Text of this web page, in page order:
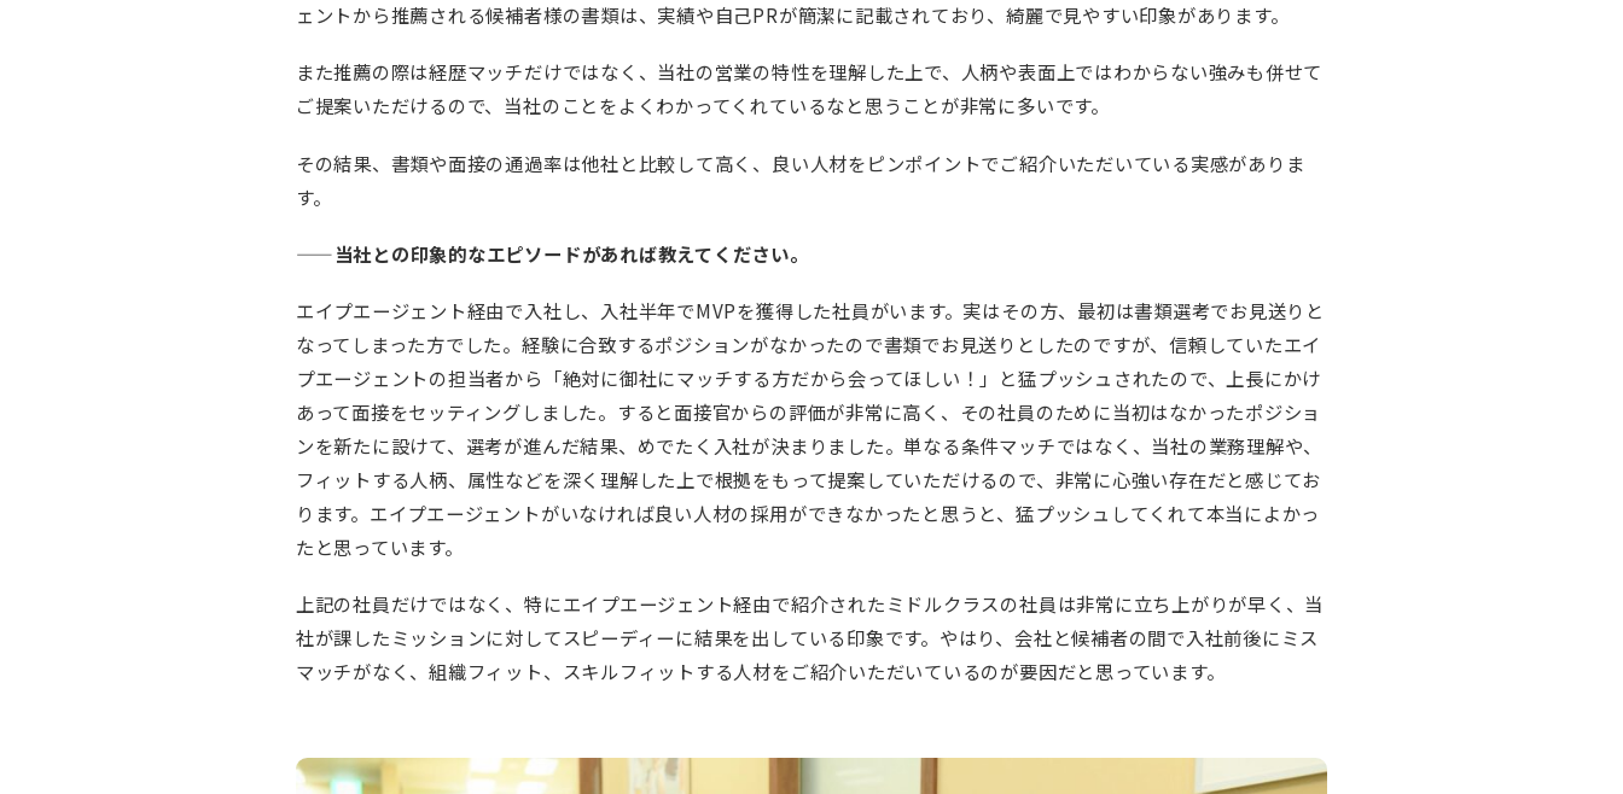
ェントから推薦される候補者様の書類は、実績や自己PRが簡潔に記載されており、綺麗で見やすい印象があります。
また推薦の際は経歴マッチだけではなく、当社の営業の特性を理解した上で、人柄や表面上ではわからない強みも併せて
ご提案いただけるので、当社のことをよくわかってくれているなと思うことが非常に多いです。
その結果、書類や面接の通過率は他社と比較して高く、良い人材をピンポイントでご紹介いただいている実感がありま
す。
——当社との印象的なエピソードがあれば教えてください。
エイプエージェント経由で入社し、入社半年でMVPを獲得した社員がいます。実はその方、最初は書類選考でお見送りと
なってしまった方でした。経験に合致するポジションがなかったので書類でお見送りとしたのですが、信頼していたエイ
プエージェントの担当者から「絶対に御社にマッチする方だから会ってほしい！」と猛プッシュされたので、上長にかけ
あって面接をセッティングしました。すると面接官からの評価が非常に高く、その社員のために当初はなかったポジショ
ンを新たに設けて、選考が進んだ結果、めでたく入社が決まりました。単なる条件マッチではなく、当社の業務理解や、
フィットする人柄、属性などを深く理解した上で根拠をもって提案していただけるので、非常に心強い存在だと感じてお
ります。エイプエージェントがいなければ良い人材の採用ができなかったと思うと、猛プッシュしてくれて本当によかっ
たと思っています。
上記の社員だけではなく、特にエイプエージェント経由で紹介されたミドルクラスの社員は非常に立ち上がりが早く、当
社が課したミッションに対してスピーディーに結果を出している印象です。やはり、会社と候補者の間で入社前後にミス
マッチがなく、組織フィット、スキルフィットする人材をご紹介いただいているのが要因だと思っています。